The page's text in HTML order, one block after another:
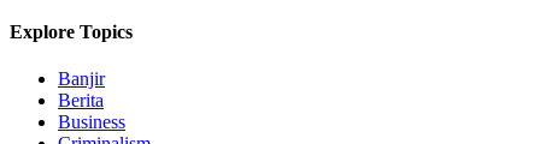
Explore Topics
Banjir
Berita
Business